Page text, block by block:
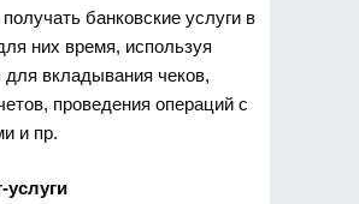
банковские услуги в
них время, используя
вкладывания чеков,
проведения операций с
и пр.
услуги